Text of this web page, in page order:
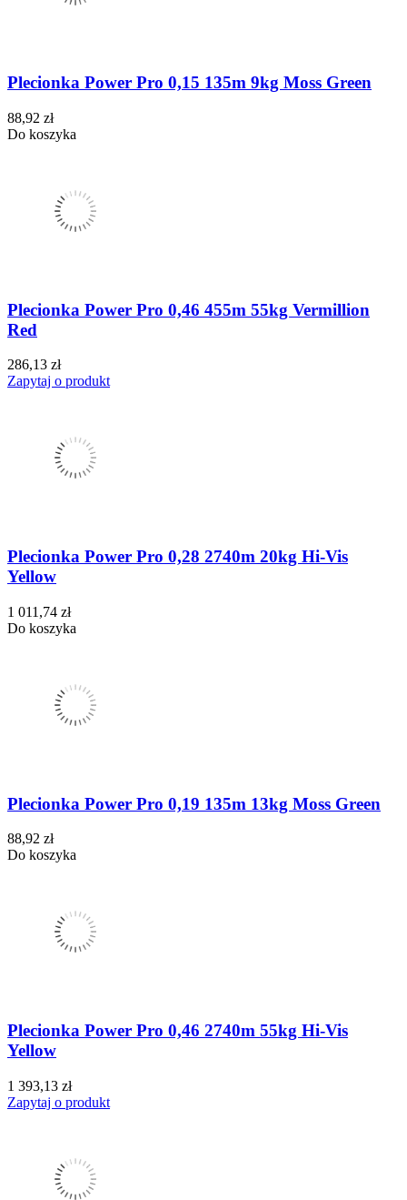
Plecionka Power Pro 0,15 135m 9kg Moss Green
88,92 zł
Do koszyka
Plecionka Power Pro 0,46 455m 55kg Vermillion
Red
286,13 zł
Zapytaj o produkt
Plecionka Power Pro 0,28 2740m 20kg Hi-Vis
Yellow
1 011,74 zł
Do koszyka
Plecionka Power Pro 0,19 135m 13kg Moss Green
88,92 zł
Do koszyka
Plecionka Power Pro 0,46 2740m 55kg Hi-Vis
Yellow
1 393,13 zł
Zapytaj o produkt